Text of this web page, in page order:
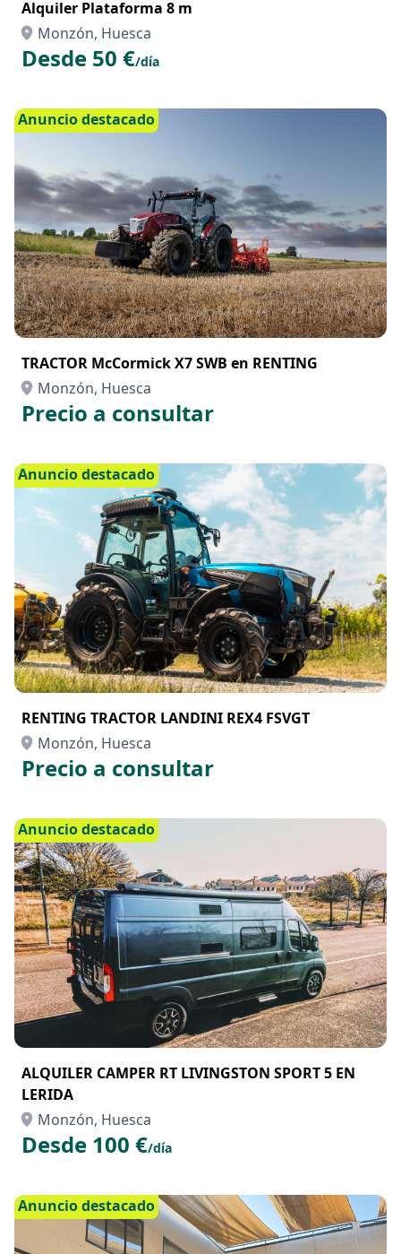
Alquiler Plataforma 8 m
Monzón, Huesca
Desde 50 €/día
Anuncio destacado
TRACTOR McCormick X7 SWB en RENTING
Monzón, Huesca
Precio a consultar
Anuncio destacado
RENTING TRACTOR LANDINI REX4 FSVGT
Monzón, Huesca
Precio a consultar
Anuncio destacado
ALQUILER CAMPER RT LIVINGSTON SPORT 5 EN
LERIDA
Monzón, Huesca
Desde 100 €/día
Anuncio destacado